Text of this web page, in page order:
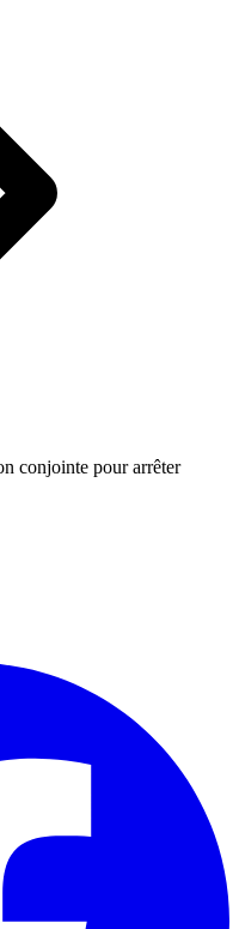
conjointe pour arrêter